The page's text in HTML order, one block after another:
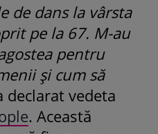
de dans la vârsta
pe la 67. M-au
pentru
și cum să
declarat vedeta
. Această